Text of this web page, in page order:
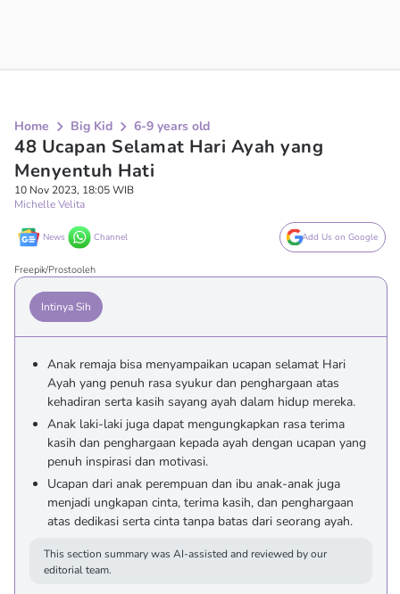
Home Big Kid 6-9 years old
48 Ucapan Selamat Hari Ayah yang
Menyentuh Hati
10 Nov 2023, 18:05 WIB
Michelle Velita
News Channel Add Us on Google
Freepik/Prostooleh
Intinya Sih
Anak remaja bisa menyampaikan ucapan selamat Hari
Ayah yang penuh rasa syukur dan penghargaan atas
kehadiran serta kasih sayang ayah dalam hidup mereka.
Anak laki-laki juga dapat mengungkapkan rasa terima
kasih dan penghargaan kepada ayah dengan ucapan yang
penuh inspirasi dan motivasi.
Ucapan dari anak perempuan dan ibu anak-anak juga
menjadi ungkapan cinta, terima kasih, dan penghargaan
atas dedikasi serta cinta tanpa batas dari seorang ayah.
This section summary was AI-assisted and reviewed by our
editorial team.